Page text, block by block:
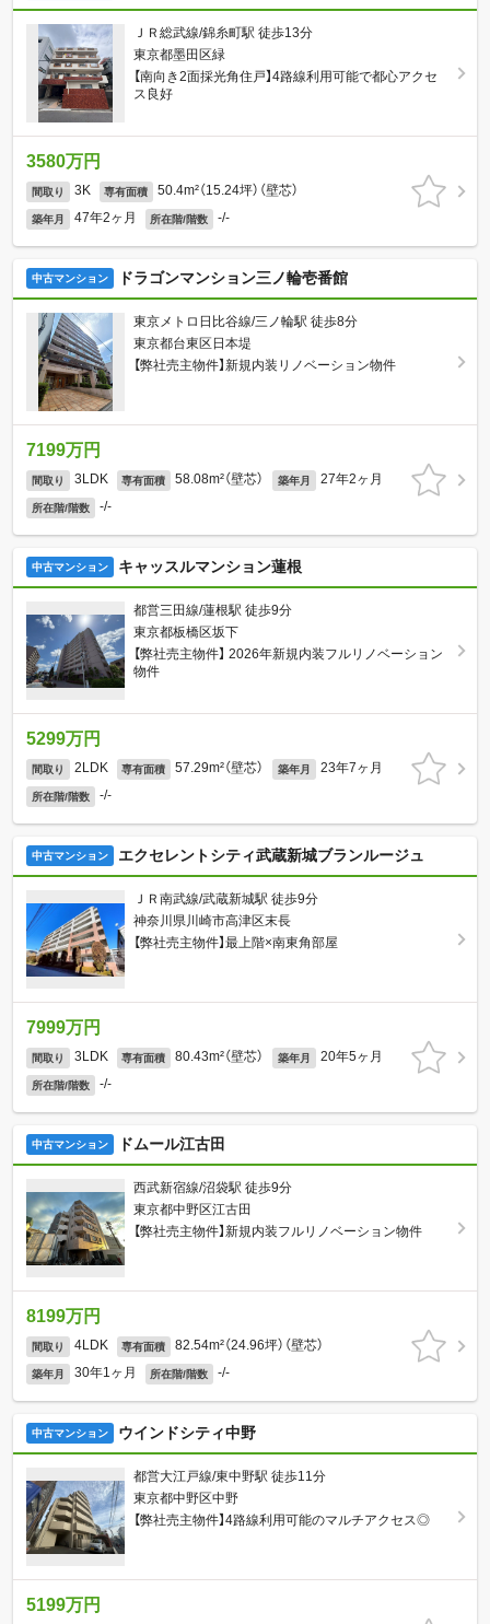
ＪＲ総武線/錦糸町駅 徒歩13分
東京都墨田区緑
【南向き2面採光角住戸】4路線利用可能で都心アクセ
ス良好
3580万円
間取り 3K 専有面積 50.4m²（15.24坪）（壁芯）
築年月 47年2ヶ月 所在階/階数 -/-
中古マンション ドラゴンマンション三ノ輪壱番館
東京メトロ日比谷線/三ノ輪駅 徒歩8分
東京都台東区日本堤
【弊社売主物件】新規内装リノベーション物件
7199万円
間取り 3LDK 専有面積 58.08m²（壁芯） 築年月 27年2ヶ月
所在階/階数 -/-
中古マンション キャッスルマンション蓮根
都営三田線/蓮根駅 徒歩9分
東京都板橋区坂下
【弊社売主物件】 2026年新規内装フルリノベーション
物件
5299万円
間取り 2LDK 専有面積 57.29m²（壁芯） 築年月 23年7ヶ月
所在階/階数 -/-
中古マンション エクセレントシティ武蔵新城ブランルージュ
ＪＲ南武線/武蔵新城駅 徒歩9分
神奈川県川崎市高津区末長
【弊社売主物件】最上階×南東角部屋
7999万円
間取り 3LDK 専有面積 80.43m²（壁芯） 築年月 20年5ヶ月
所在階/階数 -/-
中古マンション ドムール江古田
西武新宿線/沼袋駅 徒歩9分
東京都中野区江古田
【弊社売主物件】新規内装フルリノベーション物件
8199万円
間取り 4LDK 専有面積 82.54m²（24.96坪）（壁芯）
築年月 30年1ヶ月 所在階/階数 -/-
中古マンション ウインドシティ中野
都営大江戸線/東中野駅 徒歩11分
東京都中野区中野
【弊社売主物件】4路線利用可能のマルチアクセス◎
5199万円